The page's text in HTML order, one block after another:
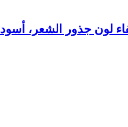
لون جذور الشعر، أسود